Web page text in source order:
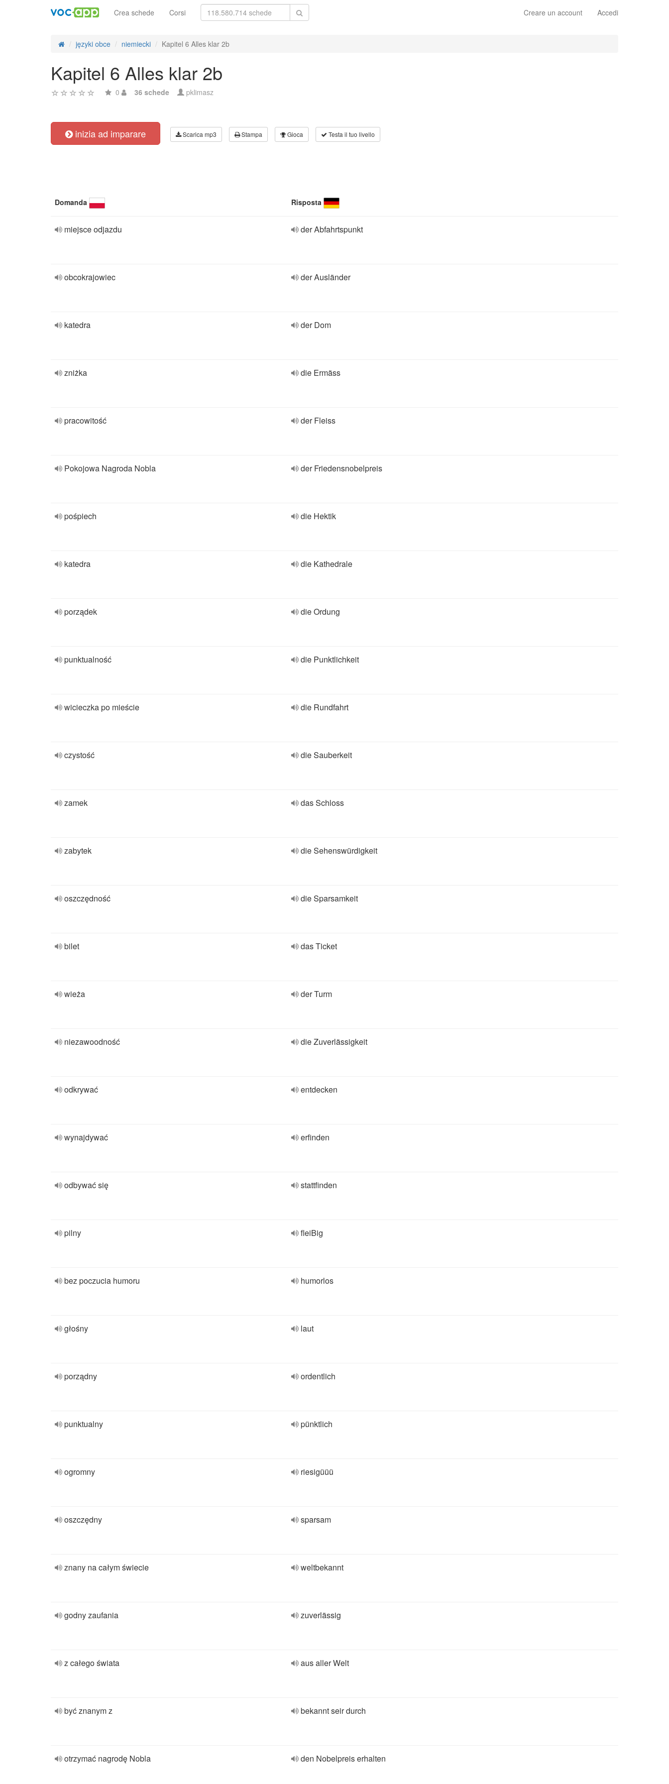
Creare un account Accedi
Crea schede Corsi
języki obce niemiecki Kapitel 6 Alles klar 2b
Kapitel 6 Alles klar 2b
0 36 schede pklimasz
inizia ad imparare Scarica mp3 Stampa Gioca Testa il tuo livello
Domanda Risposta
miejsce odjazdu der Abfahrtspunkt
obcokrajowiec der Ausländer
katedra der Dom
zniżka die Ermäss
pracowitość der Fleiss
Pokojowa Nagroda Nobla der Friedensnobelpreis
pośpiech die Hektik
katedra die Kathedrale
porządek die Ordung
punktualność die Punktlichkeit
wicieczka po mieście die Rundfahrt
czystość die Sauberkeit
zamek das Schloss
zabytek die Sehenswürdigkeit
oszczędność die Sparsamkeit
bilet das Ticket
wieża der Turm
niezawoodność die Zuverlässigkeit
odkrywać entdecken
wynajdywać erfinden
odbywać się stattfinden
pilny fleiBig
bez poczucia humoru humorlos
głośny laut
porządny ordentlich
punktualny pünktlich
ogromny riesigüüü
oszczędny sparsam
znany na całym świecie weltbekannt
godny zaufania zuverlässig
z całego świata aus aller Welt
być znanym z bekannt seir durch
otrzymać nagrodę Nobla den Nobelpreis erhalten